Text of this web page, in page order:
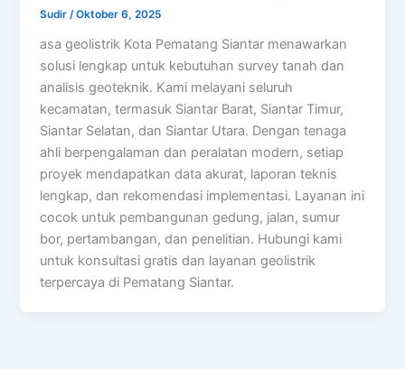
Sudir /Oktober 6, 2025
asa geolistrik Kota Pematang Siantar menawarkan
solusi lengkap untuk kebutuhan survey tanah dan
analisis geoteknik. Kami melayani seluruh
kecamatan, termasuk Siantar Barat, Siantar Timur,
Siantar Selatan, dan Siantar Utara. Dengan tenaga
ahli berpengalaman dan peralatan modern, setiap
proyek mendapatkan data akurat, laporan teknis
lengkap, dan rekomendasi implementasi. Layanan ini
cocok untuk pembangunan gedung, jalan, sumur
bor, pertambangan, dan penelitian. Hubungi kami
untuk konsultasi gratis dan layanan geolistrik
terpercaya di Pematang Siantar.